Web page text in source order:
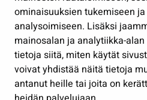
ominaisuuksien tukemiseen
analysoimiseen. Lisäksi
mainosalan ja analytiikka-
tietoja siitä, miten käytät
voivat yhdistää näitä tietoja
antanut heille tai joita on
Osallistu ja asioi
Näytä omat evästeasetukseni
Seuraa meitä